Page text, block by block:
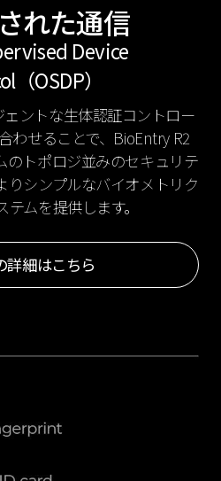
れた通信
Device
（OSDP）
ントな生体認証コントロー
わせることで、BioEntry R2
のトポロジ並みのセキュリテ
りシンプルなバイオメトリク
ムを提供します。
詳細はこちら